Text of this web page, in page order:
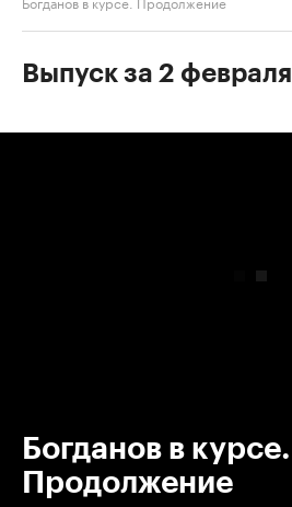
Выпуск за 2
Богданов в курсе.
Продолжение